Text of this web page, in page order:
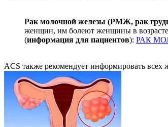
Рак молочной железы (РМЖ, рак
женщин, им болеют женщины в возрасте
(информация для пациентов): РАК
ACS также рекомендует информировать